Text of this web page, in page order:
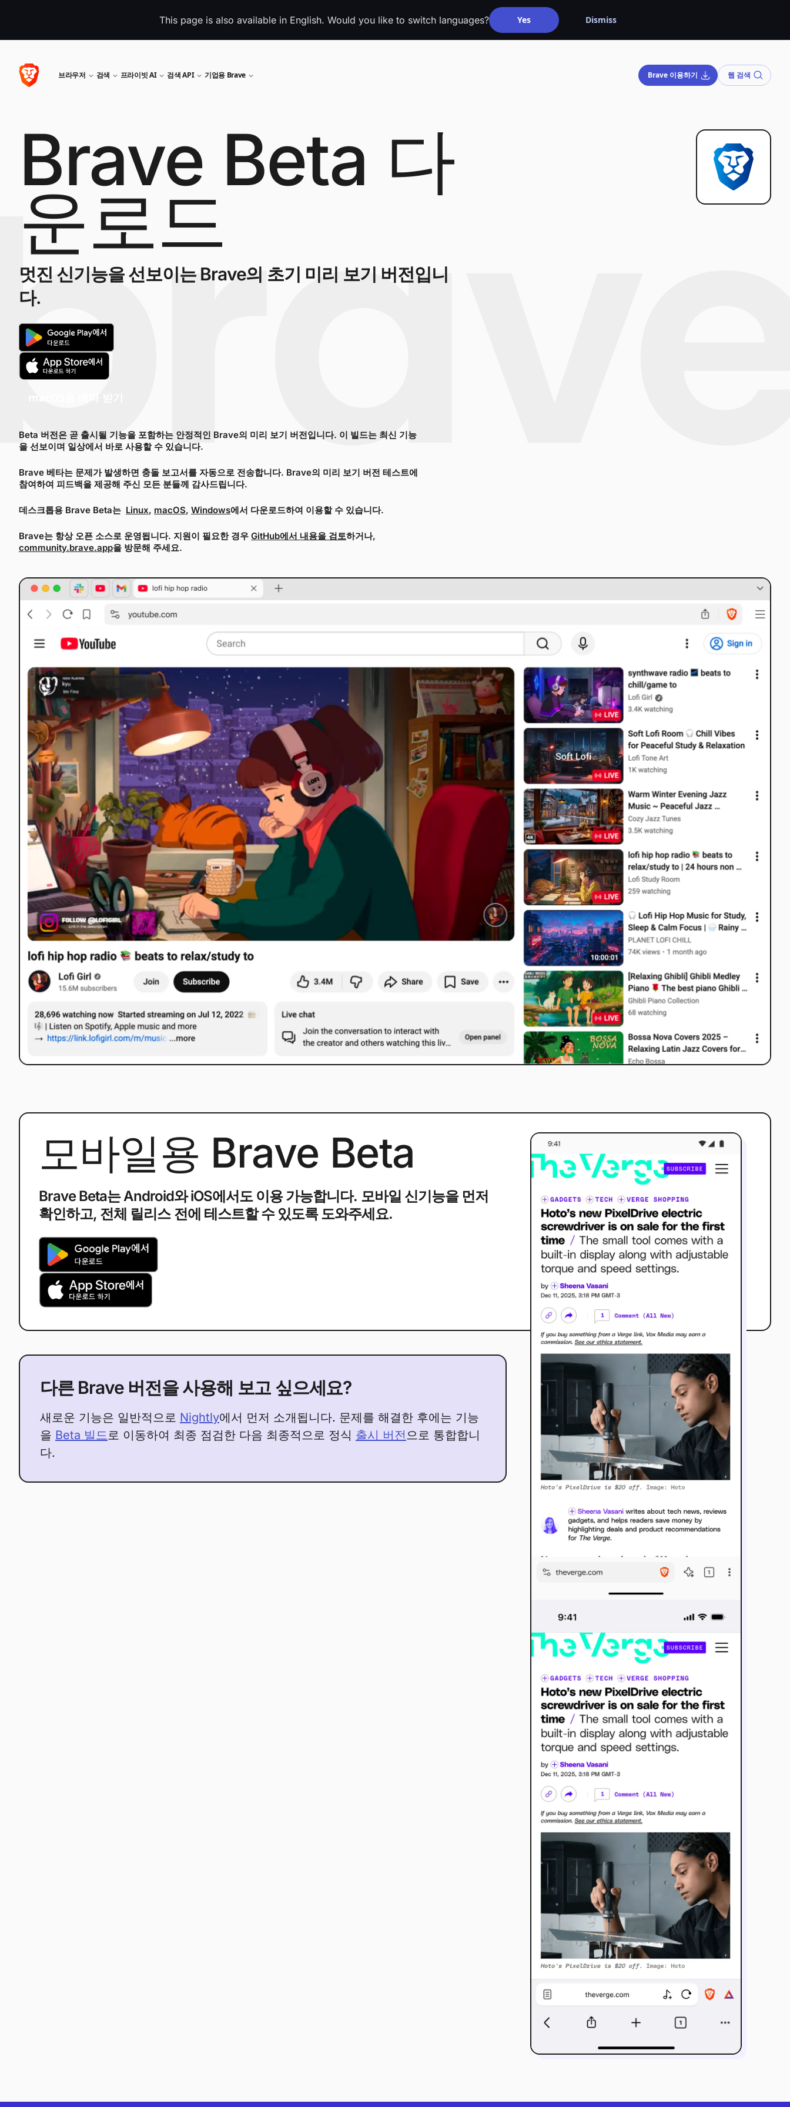
This page is also available in English. Would you like to switch languages? Yes Dismiss
브라우저 검색 프라이빗 AI 검색 API 기업용 Brave Brave 이용하기 웹 검색
Brave Beta 다
운로드
멋진 신기능을 선보이는 Brave의 초기 미리 보기 버전입니
다.
Beta 버전은 곧 출시될 기능을 포함하는 안정적인 Brave의 미리 보기 버전입니다. 이 빌드는 최신 기능
을 선보이며 일상에서 바로 사용할 수 있습니다.
Brave 베타는 문제가 발생하면 충돌 보고서를 자동으로 전송합니다. Brave의 미리 보기 버전 테스트에
참여하여 피드백을 제공해 주신 모든 분들께 감사드립니다.
데스크톱용 Brave Beta는 Linux, macOS, Windows에서 다운로드하여 이용할 수 있습니다.
Brave는 항상 오픈 소스로 운영됩니다. 지원이 필요한 경우 GitHub에서 내용을 검토하거나,
community.brave.app을 방문해 주세요.
모바일용 Brave Beta
Brave Beta는 Android와 iOS에서도 이용 가능합니다. 모바일 신기능을 먼저
확인하고, 전체 릴리스 전에 테스트할 수 있도록 도와주세요.
다른 Brave 버전을 사용해 보고 싶으세요?
새로운 기능은 일반적으로 Nightly에서 먼저 소개됩니다. 문제를 해결한 후에는 기능
을 Beta 빌드로 이동하여 최종 점검한 다음 최종적으로 정식 출시 버전으로 통합합니
다.